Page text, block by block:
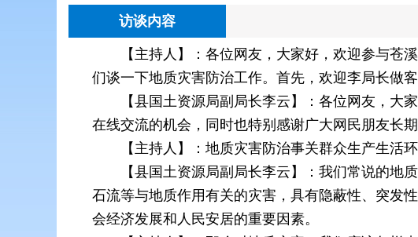
访谈内容
【主持人】：各位网友，大家好，欢迎参与
们谈一下地质灾害防治工作。首先，欢迎李局长做
【县国土资源局副局长李云】：各位网友，
在线交流的机会，同时也特别感谢广大网民朋友长
【主持人】：地质灾害防治事关群众生产生活
【县国土资源局副局长李云】：我们常说的
石流等与地质作用有关的灾害，具有隐蔽性、突发
会经济发展和人民安居的重要因素。